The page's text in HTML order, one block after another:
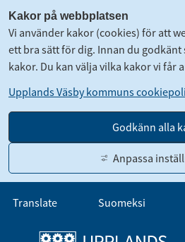
Kakor på webbplatsen
Vi använder kakor (cookies) för att
ett bra sätt för dig. Innan du
kakor. Du kan välja vilka kakor vi får
Upplands Väsby kommuns
Godkänn alla
Anpassa
Gå till innehåll
Translate Suomeksi